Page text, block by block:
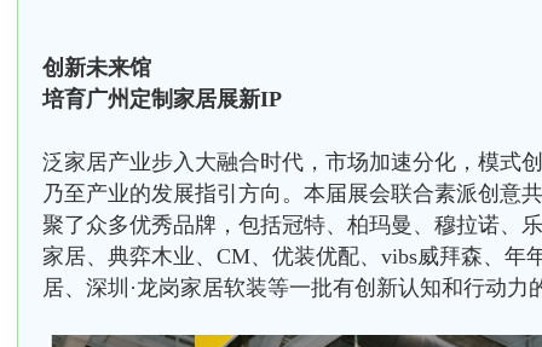
创新未来馆
培育广州定制家居展新IP
泛家居产业步入大融合时代，市场加速分化，模式
乃至产业的发展指引方向。本届展会联合素派创意
聚了众多优秀品牌，包括冠特、柏玛曼、穆拉诺、
家居、典弈木业、CM、优装优配、vibs威拜森、年
居、深圳·龙岗家居软装等一批有创新认知和行动力